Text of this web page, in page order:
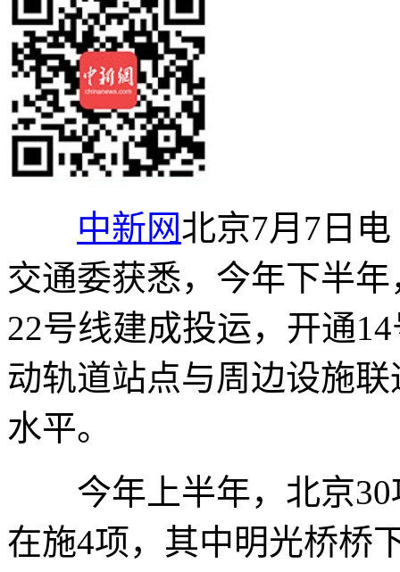
中新网北京7月7日
交通委获悉，今年下半
22号线建成投运，开通
动轨道站点与周边设施
水平。
今年上半年，北京30
在施4项，其中明光桥桥